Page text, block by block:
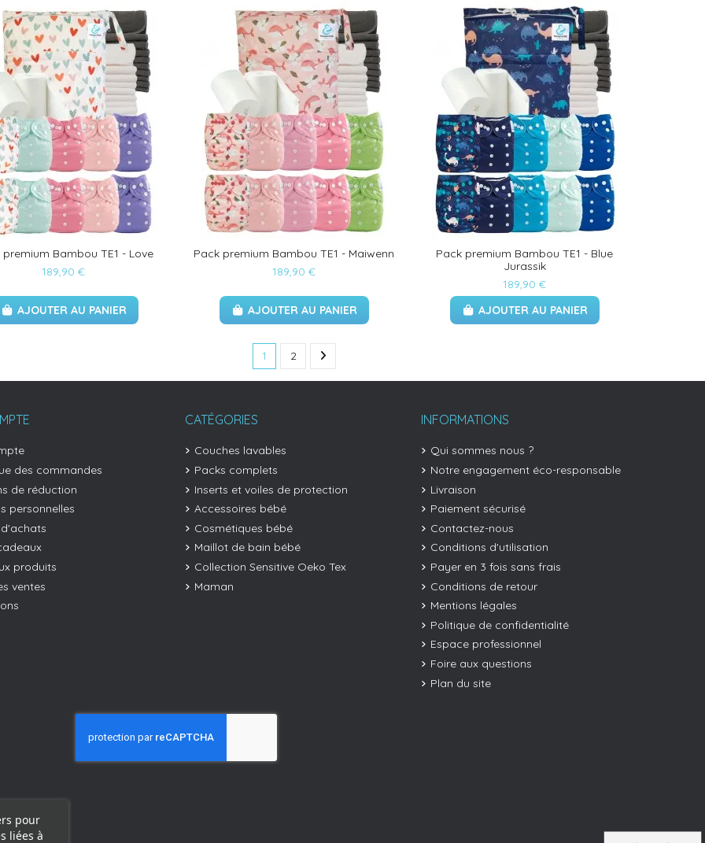
pour
liées à
premium Bambou TE1 - Love
189,90 €
AJOUTER AU PANIER
Pack premium Bambou TE1 - Maiwenn
189,90 €
AJOUTER AU PANIER
Pack premium Bambou TE1 - Blue
Jurassik
189,90 €
AJOUTER AU PANIER
1 2
des commandes
de réduction
personnelles
produits
ventes
CATÉGORIES
Couches lavables
Packs complets
Inserts et voiles de protection
Accessoires bébé
Cosmétiques bébé
Maillot de bain bébé
Collection Sensitive Oeko Tex
Maman
INFORMATIONS
Qui sommes nous ?
Notre engagement éco-responsable
Livraison
Paiement sécurisé
Contactez-nous
Conditions d'utilisation
Payer en 3 fois sans frais
Conditions de retour
Mentions légales
Politique de confidentialité
Espace professionnel
Foire aux questions
Plan du site